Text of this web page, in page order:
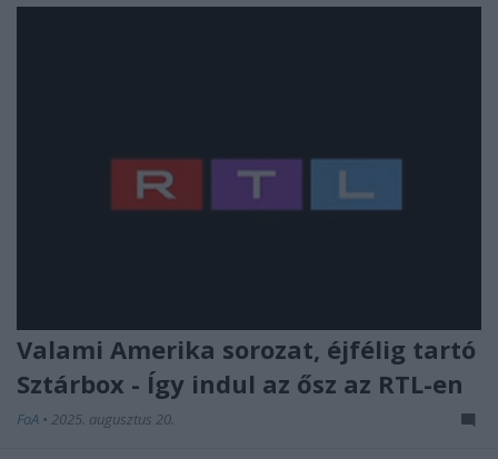
Valami Amerika sorozat, éjfélig tartó
Sztárbox - Így indul az ősz az RTL-en
FoA • 2025. augusztus 20.